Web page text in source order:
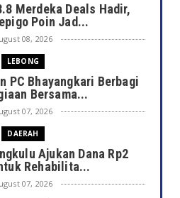
Merdeka Deals Hadir,
Poin Jad...
08, 2026
LEBONG
PC Bhayangkari Berbagi
Bersama...
07, 2026
DAERAH
Ajukan Dana Rp2
Rehabilita...
07, 2026